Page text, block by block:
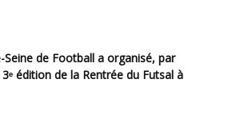
édition de la Rentrée du Futsal à